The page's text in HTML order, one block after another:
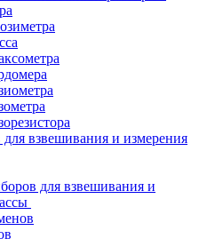
взвешивания и измерения
для взвешивания и